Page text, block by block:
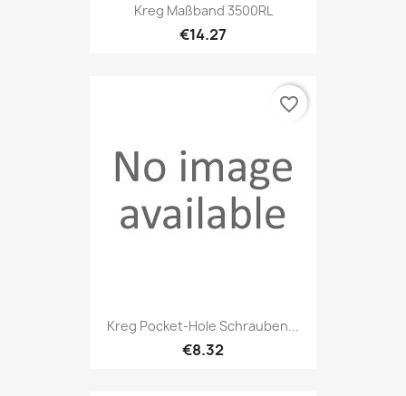
Kreg Maßband 3500RL
€14.27
Kreg Pocket-Hole Schrauben...
€8.32
favorite_border